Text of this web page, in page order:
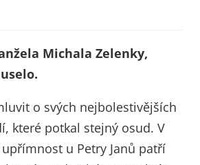
Michala Zelenky,
o svých nejbolestivějších
které potkal stejný osud. V
u Petry Janů patří